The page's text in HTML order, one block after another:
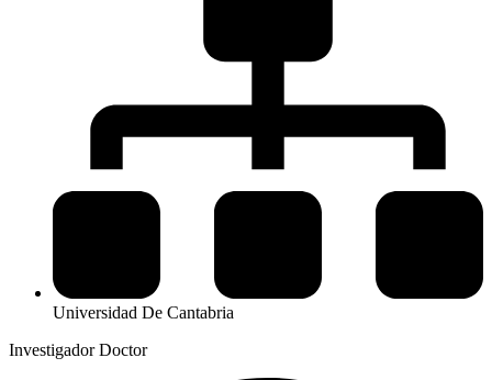
Universidad De Cantabria
Investigador Doctor